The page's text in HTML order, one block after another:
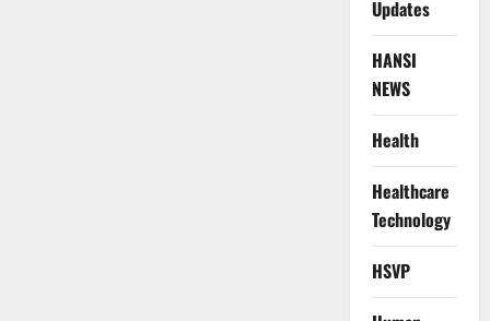
Updates
HANSI
NEWS
Health
Healthcare
Technology
HSVP